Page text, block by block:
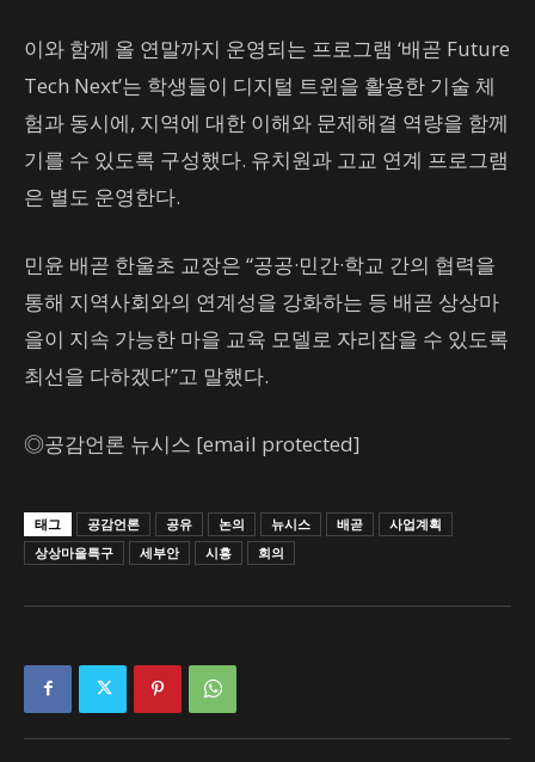
이와 함께 올 연말까지 운영되는 프로그램 ‘배곧 Future
Tech Next’는 학생들이 디지털 트윈을 활용한 기술 체
험과 동시에, 지역에 대한 이해와 문제해결 역량을 함께
기를 수 있도록 구성했다. 유치원과 고교 연계 프로그램
은 별도 운영한다.
민윤 배곧 한울초 교장은 “공공·민간·학교 간의 협력을
통해 지역사회와의 연계성을 강화하는 등 배곧 상상마
을이 지속 가능한 마을 교육 모델로 자리잡을 수 있도록
최선을 다하겠다”고 말했다.
◎공감언론 뉴시스 [email protected]
태그 공감언론 공유 논의 뉴시스 배곧
사업계획
상상마을특구
세부안 시흥 회의